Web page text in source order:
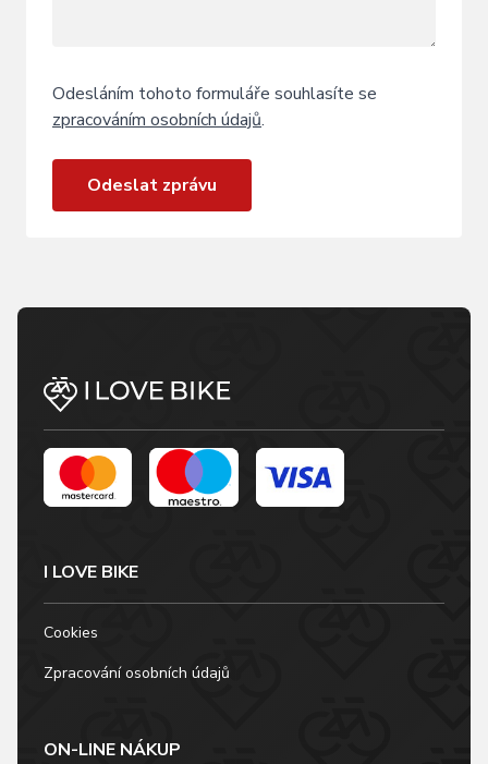
Odesláním tohoto formuláře souhlasíte se
zpracováním osobních údajů.
Odeslat zprávu
I LOVE BIKE
Cookies
Zpracování osobních údajů
ON-LINE NÁKUP